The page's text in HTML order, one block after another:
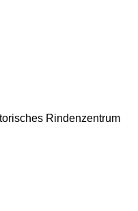
Rindenzentrum